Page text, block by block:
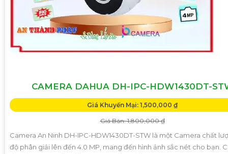
CAMERA DAHUA DH-IPC-HDW1430DT-
Giá Khuyến Mại: 1,500,000 ₫
Giá Bán: 1,800,000 ₫
Camera An Ninh DH-IPC-HDW1430DT-STW là một Camera chất
độ phân giải lên đến 4.0 MP, mang đến hình ảnh sắc nét cho bạn.